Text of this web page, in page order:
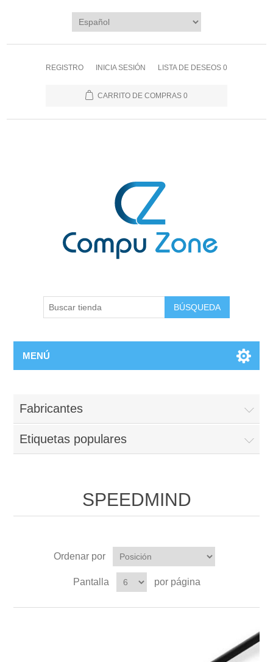
REGISTRO INICIA SESIÓN LISTA DE DESEOS 0
CARRITO DE COMPRAS 0
BÚSQUEDA
MENÚ
Fabricantes
Etiquetas populares
SPEEDMIND
Ordenar por
Pantalla por página